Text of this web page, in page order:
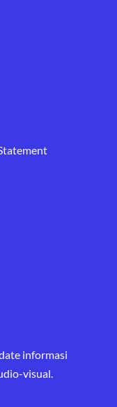
informasi
visual.